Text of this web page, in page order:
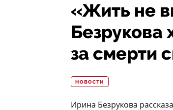
«Жить не
Безрукова
за смерти
НОВОСТИ
Ирина Безрукова